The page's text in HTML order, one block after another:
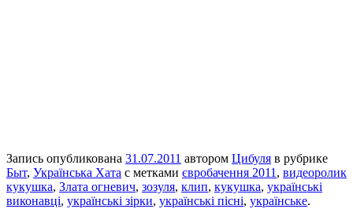
Запись опубликована 31.07.2011 автором Цибуля в рубрике
Быт, Українська Хата с метками євробачення 2011 , видеоролик
кукушка, Злата огневич, зозуля, клип, кукушка, українські
виконавці, українські зірки, українські пісні, українське.